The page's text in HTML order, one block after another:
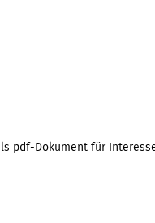
pdf-Dokument für